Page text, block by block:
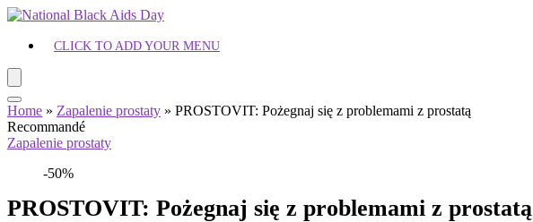
CLICK TO ADD YOUR MENU
Home » Zapalenie prostaty » PROSTOVIT: Pożegnaj się z problemami z prostatą
Recommandé
Zapalenie prostaty
-50%
PROSTOVIT: Pożegnaj się z problemami z prostatą